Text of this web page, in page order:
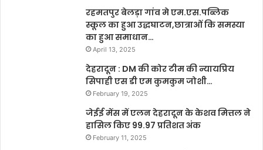
रहमतपुर बेलड़ा गांव मे एम.एस.पब्लिक
स्कूल का हुआ उद्धघाटन,छात्राओं कि समस्या
का हुआ समाधान…
April 13, 2025
देहरादून : DM की कोर टीम की न्यायप्रिय
सिपाही एस डी एम कुमकुम जोशी…
February 19, 2025
जेईई मेंस में एलन देहरादून के केशव मित्तल ने
हासिल किए 99.97 प्रतिशत अंक
February 11, 2025